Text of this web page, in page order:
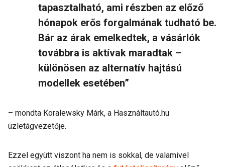
tapasztalható, ami részben az előző
hónapok erős forgalmának tudható be.
Bár az árak emelkedtek, a vásárlók
továbbra is aktívak maradtak –
különösen az alternatív hajtású
modellek esetében”
– mondta Koralewsky Márk, a Használtautó.hu
üzletágvezetője.
Ezzel együtt viszont ha nem is sokkal, de valamivel